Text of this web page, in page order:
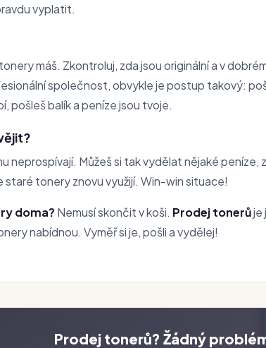
vyplatit.
máš. Zkontroluj, zda jsou originální a v
společnost, obvykle je postup takový:
pošleš balík a peníze jsou tvoje.
neprospívají. Můžeš si tak vydělat nějaké
staré tonery znovu využijí. Win-win situace!
doma? Nemusí skončit v koši. Prodej tonerůje
nabídnou. Vyměř si je, pošli a vydělej!
Prodej tonerů? Žádný